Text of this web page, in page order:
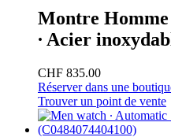
Montre Homme
∙ Acier
CHF 835.00
Réserver dans une
Trouver un point de vente